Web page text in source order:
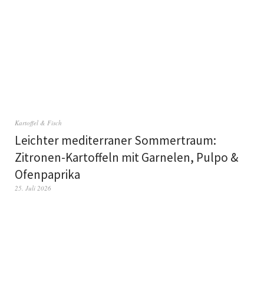
Kartoffel & Fisch
Leichter mediterraner Sommertraum:
Zitronen-Kartoffeln mit Garnelen, Pulpo &
Ofenpaprika
25. Juli 2026